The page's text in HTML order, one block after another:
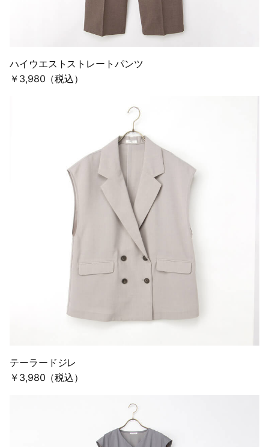
ハイウエストストレートパンツ
￥3,980（税込）
テーラードジレ
￥3,980（税込）